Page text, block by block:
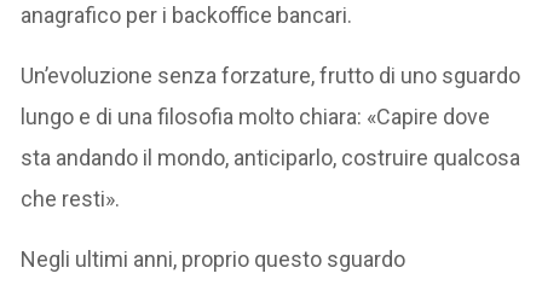
anagrafico per i backoffice bancari.
Un’evoluzione senza forzature, frutto di uno sguardo
lungo e di una filosofia molto chiara: «Capire dove
sta andando il mondo, anticiparlo, costruire qualcosa
che resti».
Negli ultimi anni, proprio questo sguardo